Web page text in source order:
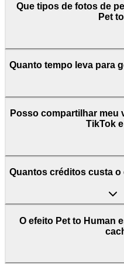
Que tipos de fotos de
Pet
Quanto tempo leva para
Posso compartilhar meu
TikTok
Quantos créditos custa o
O efeito Pet to Human